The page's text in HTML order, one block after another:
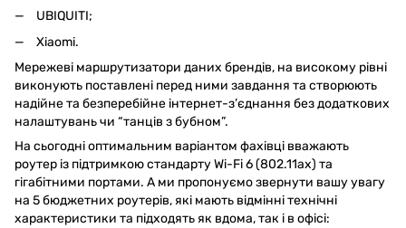
UBIQUITI;
Xiaomi.
Мережеві маршрутизатори даних брендів, на високому рівні
виконують поставлені перед ними завдання та створюють
надійне та безперебійне інтернет-з’єднання без додаткових
налаштувань чи “танців з бубном”.
На сьогодні оптимальним варіантом фахівці вважають
роутер із підтримкою стандарту Wi-Fi 6 (802.11ax) та
гігабітними портами. А ми пропонуємо звернути вашу увагу
на 5 бюджетних роутерів, які мають відмінні технічні
характеристики та підходять як вдома, так і в офісі: